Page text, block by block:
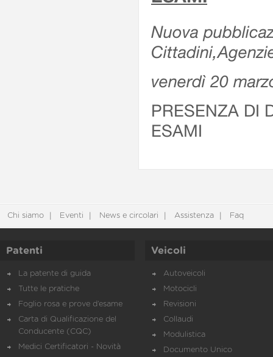
Nuova
venerdì 20
PRESENZA DI
ESAMI
Chi siamo Eventi News e circolari Assistenza Faq
Patenti
La patente di guida
Tutte le pratiche
Foglio rosa e prove d’esame
Carta di Qualificazione del
Conducente (CQC)
Medici Certificatori - Novità
Veicoli
Autoveicoli
Motocicli
Revisioni
Collaudi
Modulistica
Documento Unico